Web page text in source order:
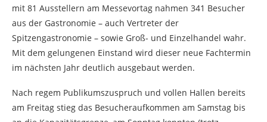
mit 81 Ausstellern am Messevortag nahmen 341 Besucher
aus der Gastronomie – auch Vertreter der
Spitzengastronomie – sowie Groß- und Einzelhandel wahr.
Mit dem gelungenen Einstand wird dieser neue Fachtermin
im nächsten Jahr deutlich ausgebaut werden.
Nach regem Publikumszuspruch und vollen Hallen bereits
am Freitag stieg das Besucheraufkommen am Samstag bis